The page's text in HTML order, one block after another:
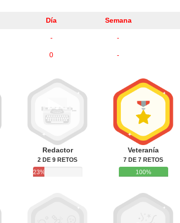
de uso Política de privacidad Política de cookies
Día Semana
- -
0 -
Redactor
2 DE 9 RETOS
23%
Veteranía
7 DE 7 RETOS
100%